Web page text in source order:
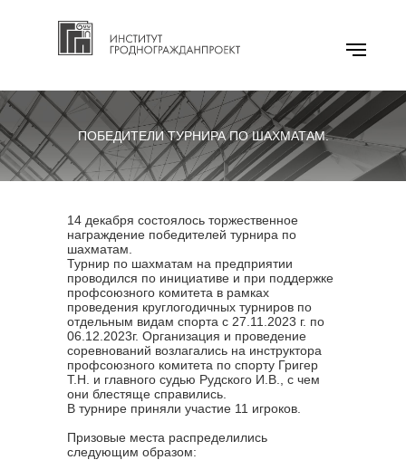
ПОБЕДИТЕЛИ ТУРНИРА ПО ШАХМАТАМ.
14 декабря состоялось торжественное
награждение победителей турнира по
шахматам.
Турнир по шахматам на предприятии
проводился по инициативе и при поддержке
профсоюзного комитета в рамках
проведения круглогодичных турниров по
отдельным видам спорта с 27.11.2023 г. по
06.12.2023г. Организация и проведение
соревнований возлагались на инструктора
профсоюзного комитета по спорту Григер
Т.Н. и главного судью Рудского И.В., с чем
они блестяще справились.
В турнире приняли участие 11 игроков.
Призовые места распределились
следующим образом: